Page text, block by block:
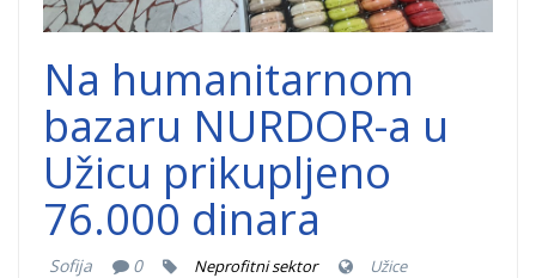
Na humanitarnom
bazaru NURDOR-a u
Užicu prikupljeno
76.000 dinara
Sofija 0 Neprofitni sektor Užice